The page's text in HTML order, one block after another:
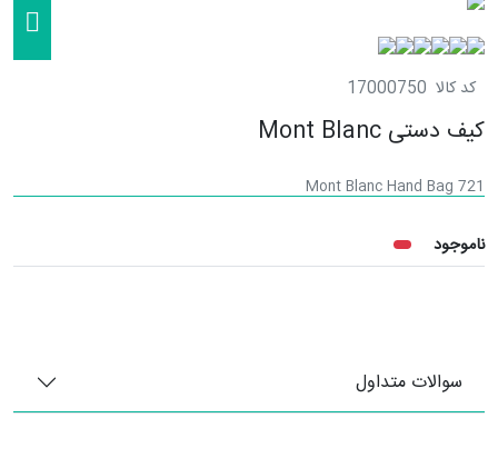
کد کالا 17000750
کیف دستی Mont Blanc
Mont Blanc Hand Bag 721
ناموجود
سوالات متداول